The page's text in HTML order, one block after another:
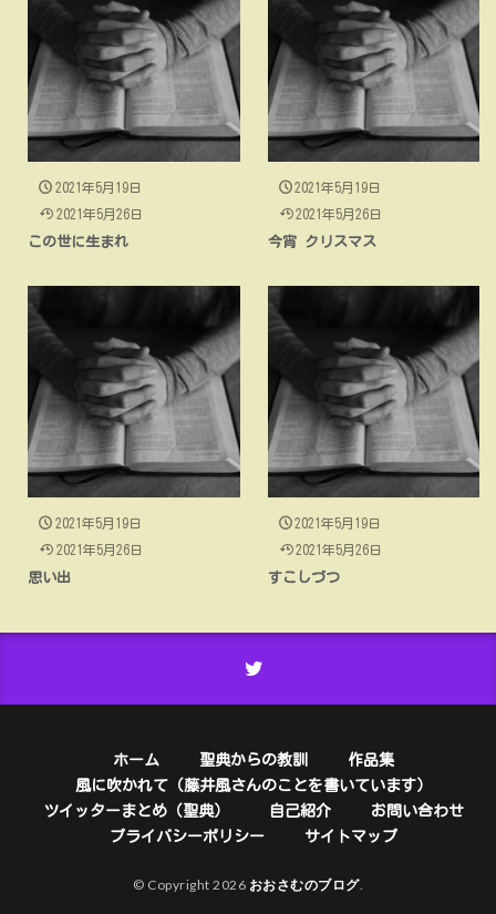
2021年5月19日
2021年5月26日
この世に生まれ
2021年5月19日
2021年5月26日
今宵 クリスマス
2021年5月19日
2021年5月26日
思い出
2021年5月19日
2021年5月26日
すこしづつ
ホーム 聖典からの教訓
作品集
風に吹かれて（藤井風さんのことを書いています）
ツイッターまとめ（聖典）
自己紹介
お問い合わせ
プライバシーポリシー
サイトマップ
© Copyright 2026 おおさむのブログ.